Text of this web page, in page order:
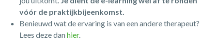
vóór de praktijkbijeenkomst.
Benieuwd wat de ervaring is van een andere therapeut?
Lees deze danhier.